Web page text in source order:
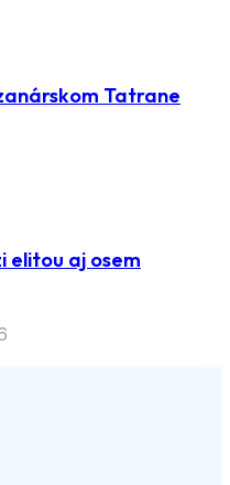
Tatrane
elitou aj osem